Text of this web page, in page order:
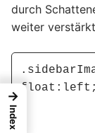
durch
weiter
→
Index